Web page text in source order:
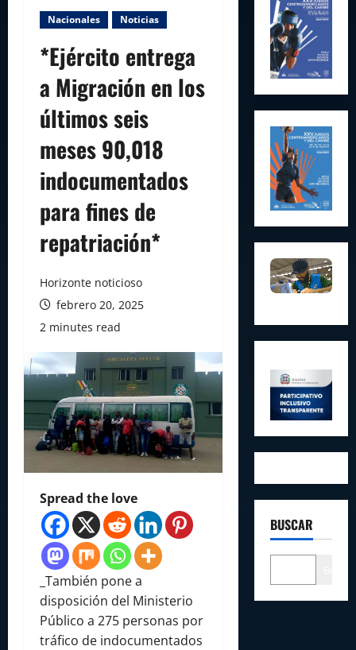
Nacionales Noticias
*Ejército entrega
a Migración en los
últimos seis
meses 90,018
indocumentados
para fines de
repatriación*
Horizonte noticioso
febrero 20, 2025
2 minutes read
Spread the love
_También pone a
disposición del Ministerio
Público a 275 personas por
tráfico de indocumentados
BUSCAR